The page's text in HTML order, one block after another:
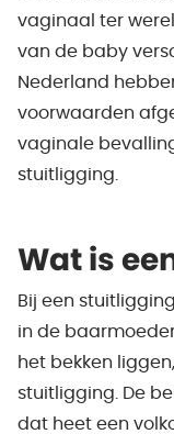
vaginaal ter
van de baby
Nederland
voorwaarden
vaginale
stuitligging.
Wat is
Bij een
in de
het bekken
stuitligging. De
dat heet een